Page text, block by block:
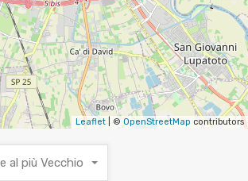
Leaflet | © OpenStreetMap contributors
al più Vecchio